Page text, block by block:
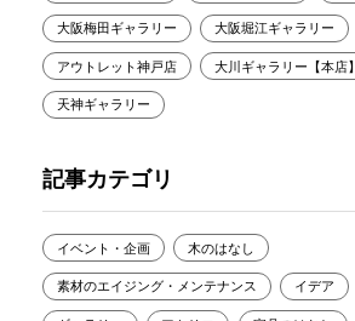
大阪梅田ギャラリー 大阪堀江ギャラリー
アウトレット神戸店 大川ギャラリー【本店】
天神ギャラリー
記事カテゴリ
イベント・企画 木のはなし
素材のエイジング・メンテナンス イデア